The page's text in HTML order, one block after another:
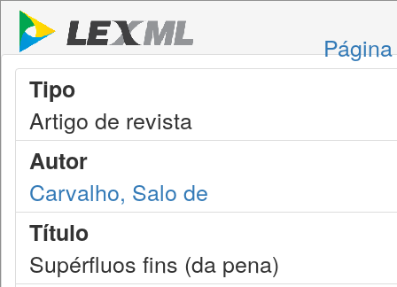
Tipo
Artigo de revista
Autor
Carvalho, Salo de
Título
Supérfluos fins (da pena)